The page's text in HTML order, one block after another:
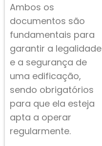
Ambos os
documentos são
fundamentais para
garantir a legalidade
e a segurança de
uma edificação,
sendo obrigatórios
para que ela esteja
apta a operar
regularmente.